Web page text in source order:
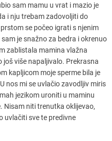
sam mamu u vrat i mazio je
i nju trebam zadovoljiti do
se počeo igrati s njenim
je snažno za bedra i okrenuo
zablistala mamina vlažna
još više napaljivalo. Prekrasna
kapljicom moje sperme bila je
nos mi se uvlačio zavodljiv miris
jezikom uroniti u maminu
Nisam niti trenutka oklijevao,
uvlačiti sve te predivne